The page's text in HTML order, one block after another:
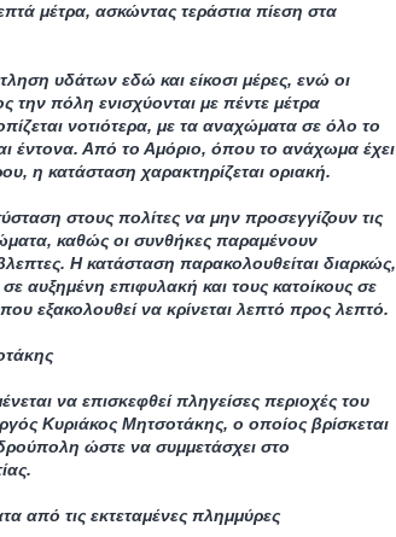
μέτρα, ασκώντας τεράστια πίεση στα
υδάτων εδώ και είκοσι μέρες, ενώ οι
την πόλη ενισχύονται με πέντε μέτρα
νοτιότερα, με τα αναχώματα σε όλο το
έντονα. Από το Αμόριο, όπου το ανάχωμα έχει
η κατάσταση χαρακτηρίζεται οριακή.
στους πολίτες να μην προσεγγίζουν τις
καθώς οι συνθήκες παραμένουν
Η κατάσταση παρακολουθείται διαρκώς,
αυξημένη επιφυλακή και τους κατοίκους σε
εξακολουθεί να κρίνεται λεπτό προς λεπτό.
να επισκεφθεί πληγείσες περιοχές του
Κυριάκος Μητσοτάκης, ο οποίος βρίσκεται
ώστε να συμμετάσχει στο
από τις εκτεταμένες πλημμύρες